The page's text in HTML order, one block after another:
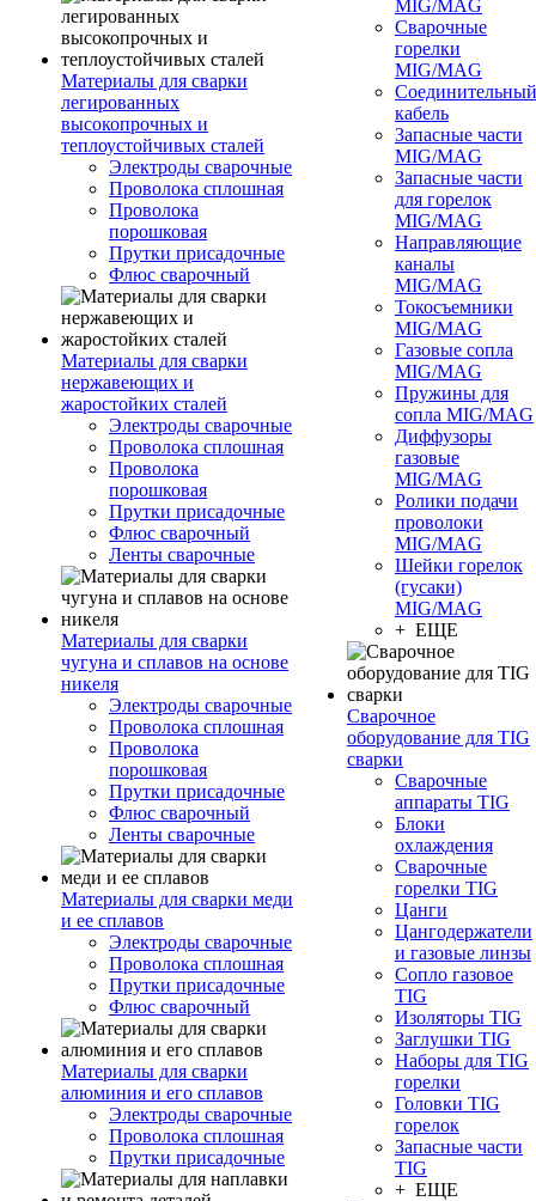
Материалы для сварки
легированных
высокопрочных и
теплоустойчивых сталей
Электроды сварочные
Проволока сплошная
Проволока
порошковая
Прутки присадочные
Флюс сварочный
Материалы для сварки
нержавеющих и
жаростойких сталей
Электроды сварочные
Проволока сплошная
Проволока
порошковая
Прутки присадочные
Флюс сварочный
Ленты сварочные
Материалы для сварки
чугуна и сплавов на основе
никеля
Электроды сварочные
Проволока сплошная
Проволока
порошковая
Прутки присадочные
Флюс сварочный
Ленты сварочные
Материалы для сварки меди
и ее сплавов
Электроды сварочные
Проволока сплошная
Прутки присадочные
Флюс сварочный
Материалы для сварки
алюминия и его сплавов
Электроды сварочные
Проволока сплошная
Прутки присадочные
MIG/MAG
Сварочные
горелки
MIG/MAG
Соединительный
кабель
Запасные части
MIG/MAG
Запасные части
для горелок
MIG/MAG
Направляющие
каналы
MIG/MAG
Токосъемники
MIG/MAG
Газовые сопла
MIG/MAG
Пружины для
сопла MIG/MAG
Диффузоры
газовые
MIG/MAG
Ролики подачи
проволоки
MIG/MAG
Шейки горелок
(гусаки)
MIG/MAG
+ ЕЩЕ
Сварочное
оборудование для TIG
сварки
Сварочные
аппараты TIG
Блоки
охлаждения
Сварочные
горелки TIG
Цанги
Цангодержатели
и газовые линзы
Сопло газовое
TIG
Изоляторы TIG
Заглушки TIG
Наборы для TIG
горелки
Головки TIG
горелок
Запасные части
TIG
+ ЕЩЕ